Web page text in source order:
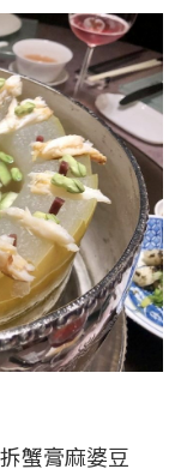
蟹膏麻婆豆